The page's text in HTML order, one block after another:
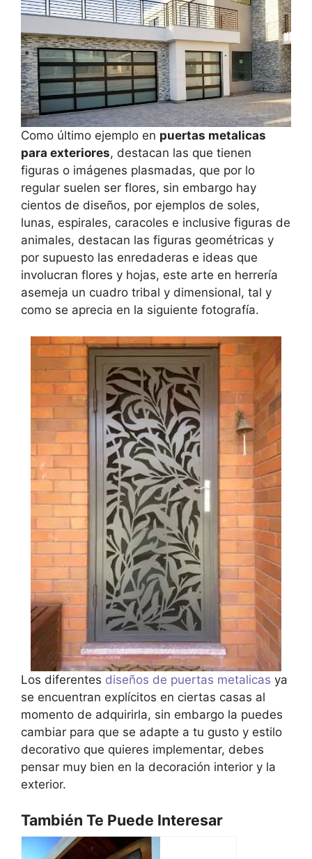
Como último ejemplo en puertas metalicas
para exteriores, destacan las que tienen
figuras o imágenes plasmadas, que por lo
regular suelen ser flores, sin embargo hay
cientos de diseños, por ejemplos de soles,
lunas, espirales, caracoles e inclusive figuras de
animales, destacan las figuras geométricas y
por supuesto las enredaderas e ideas que
involucran flores y hojas, este arte en herrería
asemeja un cuadro tribal y dimensional, tal y
como se aprecia en la siguiente fotografía.
Los diferentes diseños de puertas metalicas ya
se encuentran explícitos en ciertas casas al
momento de adquirirla, sin embargo la puedes
cambiar para que se adapte a tu gusto y estilo
decorativo que quieres implementar, debes
pensar muy bien en la decoración interior y la
exterior.
También Te Puede Interesar